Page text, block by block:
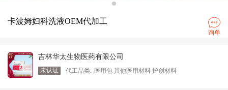
卡波姆妇科洗液OEM代加工
询单
吉林华太生物医药有限公司
未认证 代工品类: 医用包 其他医用材料 护创材料